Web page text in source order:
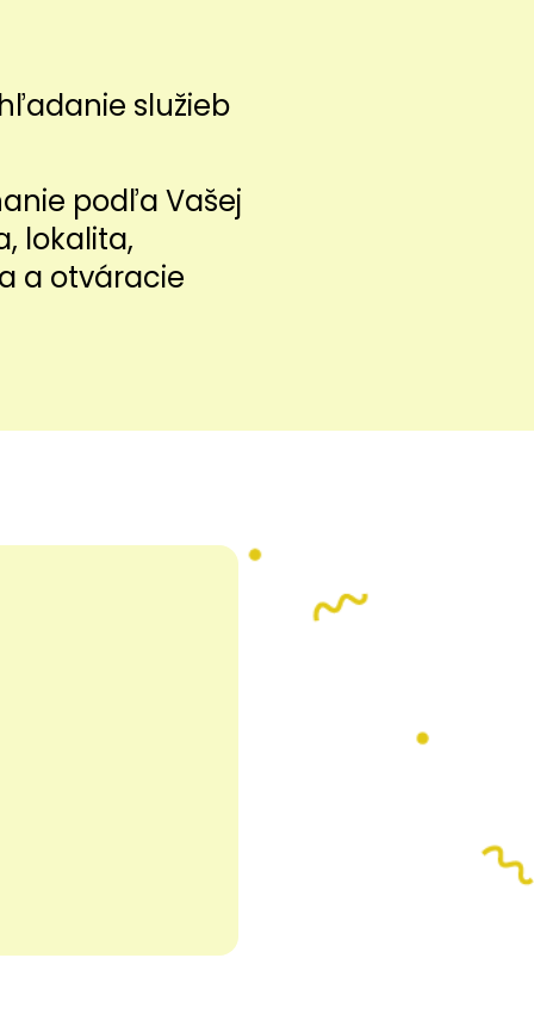
služieb
podľa Vašej
lokalita,
a otváracie